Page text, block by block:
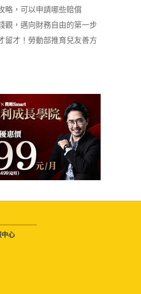
略，可以申請哪些賠償
觀，邁向財務自由的第一步
留才！勞動部推育兒友善方
中心